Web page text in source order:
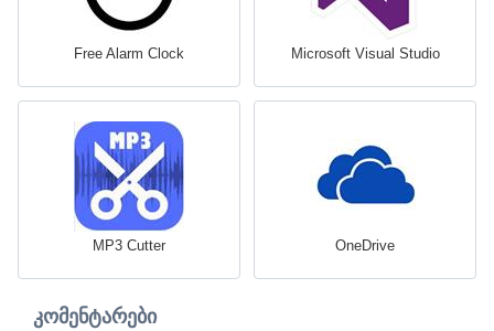
Free Alarm Clock Microsoft Visual Studio
MP3 Cutter OneDrive
კომენტარები